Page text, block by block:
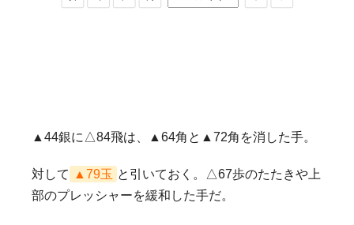
▲44銀に△84飛は、▲64角と▲72角を消した手。
対して ▲79玉 と引いておく。△67歩のたたきや上
部のプレッシャーを緩和した手だ。